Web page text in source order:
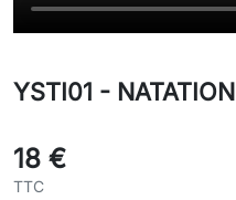
YSTI01 - NATATION
18 €
TTC